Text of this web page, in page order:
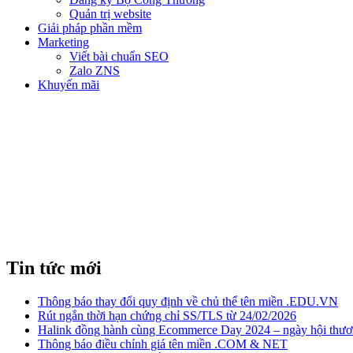
Quản trị website
Giải pháp phần mềm
Marketing
Viết bài chuẩn SEO
Zalo ZNS
Khuyến mãi
Tin tức mới
Thông báo thay đổi quy định về chủ thể tên miền .EDU.VN
Rút ngắn thời hạn chứng chỉ SS/TLS từ 24/02/2026
Halink đồng hành cùng Ecommerce Day 2024 – ngày hội
Thông báo điều chỉnh giá tên miền .COM & NET